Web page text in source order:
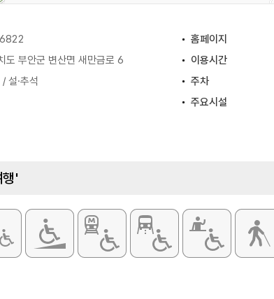
홈페이지
도 부안군 변산면 새만금로 6 이용시간
설·추석 주차
주요시설
행'